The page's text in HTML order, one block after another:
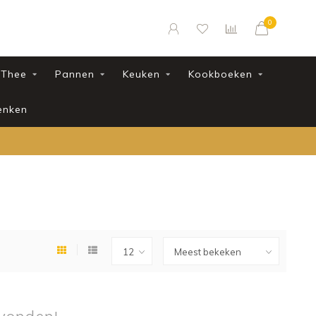
0
Thee Pannen Keuken Kookboeken